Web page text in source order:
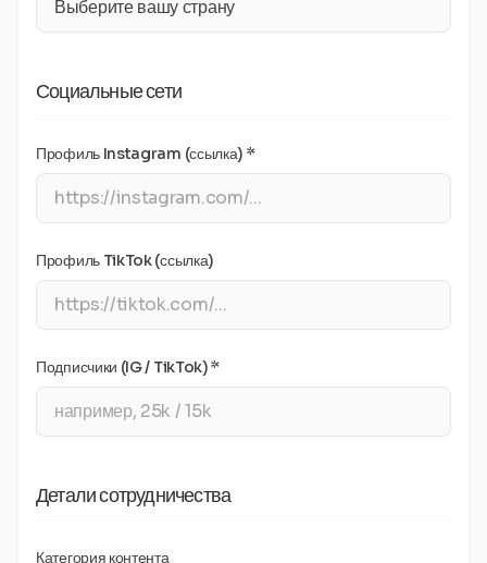
Социальные сети
Профиль Instagram (ссылка) *
Профиль TikTok (ссылка)
Подписчики (IG / TikTok) *
Детали сотрудничества
Категория контента